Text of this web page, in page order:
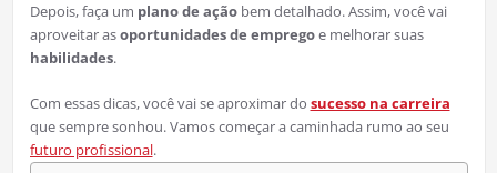
Depois, faça um plano de açãobem detalhado. Assim, você vai
aproveitar asoportunidades de empregoe melhorar suas
habilidades.
Com essas dicas, você vai se aproximar do sucesso na carreira
que sempre sonhou. Vamos começar a caminhada rumo ao seu
futuro profissional.